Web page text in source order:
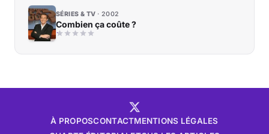
SÉRIES & TV 2002
Combien ça coûte ?
À PROPOSCONTACTMENTIONS LÉGALES